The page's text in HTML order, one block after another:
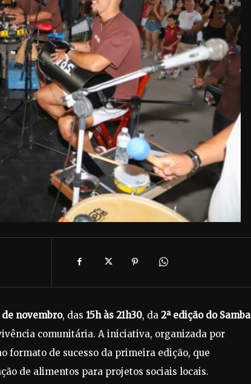
de novembro, das 15h às 21h30, da 2ª edição do Samba
comunitária. A iniciativa, organizada por
formato de sucesso da primeira edição, que
de alimentos para projetos sociais locais.